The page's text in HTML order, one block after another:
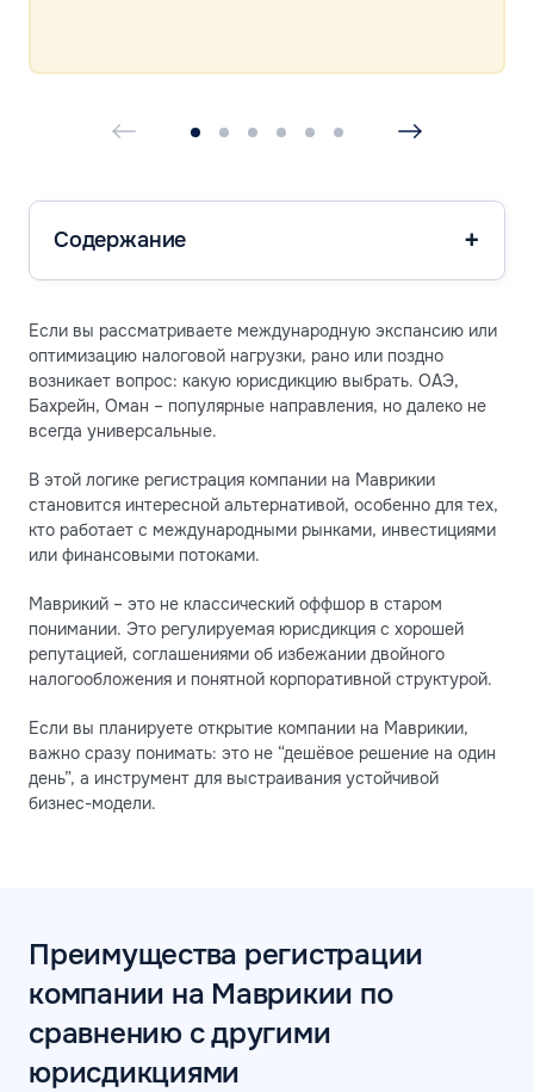
Содержание
Если вы рассматриваете международную экспансию или
оптимизацию налоговой нагрузки, рано или поздно
возникает вопрос: какую юрисдикцию выбрать. ОАЭ,
Бахрейн, Оман – популярные направления, но далеко не
всегда универсальные.
В этой логике регистрация компании на Маврикии
становится интересной альтернативой, особенно для тех,
кто работает с международными рынками, инвестициями
или финансовыми потоками.
Маврикий – это не классический оффшор в старом
понимании. Это регулируемая юрисдикция с хорошей
репутацией, соглашениями об избежании двойного
налогообложения и понятной корпоративной структурой.
Если вы планируете открытие компании на Маврикии,
важно сразу понимать: это не “дешёвое решение на один
день”, а инструмент для выстраивания устойчивой
бизнес-модели.
Преимущества регистрации
компании на Маврикии по
сравнению с другими
юрисдикциями